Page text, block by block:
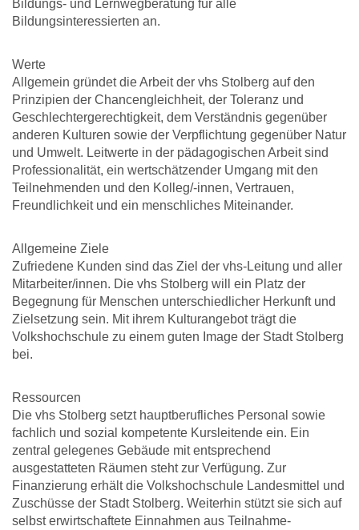
Bildungs- und Lernwegberatung für alle
Bildungsinteressierten an.
Werte
Allgemein gründet die Arbeit der vhs Stolberg auf den
Prinzipien der Chancengleichheit, der Toleranz und
Geschlechtergerechtigkeit, dem Verständnis gegenüber
anderen Kulturen sowie der Verpflichtung gegenüber Natur
und Umwelt. Leitwerte in der pädagogischen Arbeit sind
Professionalität, ein wertschätzender Umgang mit den
Teilnehmenden und den Kolleg/-innen, Vertrauen,
Freundlichkeit und ein menschliches Miteinander.
Allgemeine Ziele
Zufriedene Kunden sind das Ziel der vhs-Leitung und aller
Mitarbeiter/innen. Die vhs Stolberg will ein Platz der
Begegnung für Menschen unterschiedlicher Herkunft und
Zielsetzung sein. Mit ihrem Kulturangebot trägt die
Volkshochschule zu einem guten Image der Stadt Stolberg
bei.
Ressourcen
Die vhs Stolberg setzt hauptberufliches Personal sowie
fachlich und sozial kompetente Kursleitende ein. Ein
zentral gelegenes Gebäude mit entsprechend
ausgestatteten Räumen steht zur Verfügung. Zur
Finanzierung erhält die Volkshochschule Landesmittel und
Zuschüsse der Stadt Stolberg. Weiterhin stützt sie sich auf
selbst erwirtschaftete Einnahmen aus Teilnahme-